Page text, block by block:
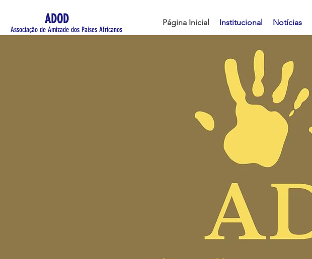
ADOD Página Inicial Institucional Notícias
Associação de Amizade dos Países Africanos